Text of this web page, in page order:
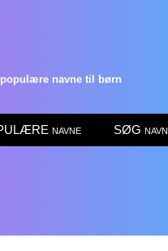
navne til børn
navne SØG navn